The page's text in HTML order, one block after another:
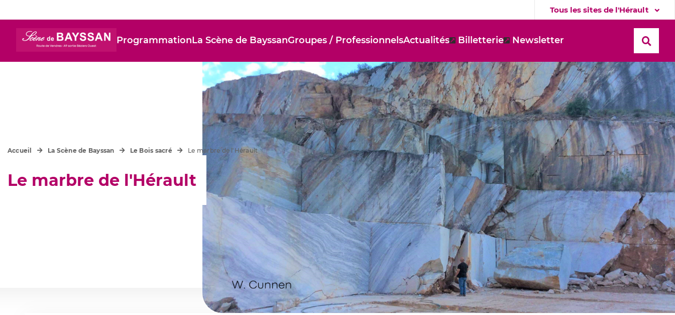
Tous les sites de l'Hérault
ProgrammationLa Scène de BayssanGroupes / ProfessionnelsActualités Billetterie Newsletter
Le marbre de l'Hérault
Accueil La Scène de Bayssan Le Bois sacré Le marbre de l'Hérault